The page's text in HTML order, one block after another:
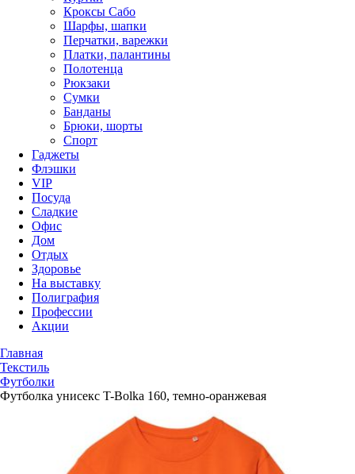
Кроксы Сабо
Шарфы, шапки
Перчатки, варежки
Платки, палантины
Полотенца
Рюкзаки
Сумки
Банданы
Брюки, шорты
Спорт
Гаджеты
Флэшки
VIP
Посуда
Сладкие
Офис
Дом
Отдых
Здоровье
На выставку
Полиграфия
Профессии
Акции
Главная
Текстиль
Футболки
Футболка унисекс T-Bolka 160, темно-оранжевая